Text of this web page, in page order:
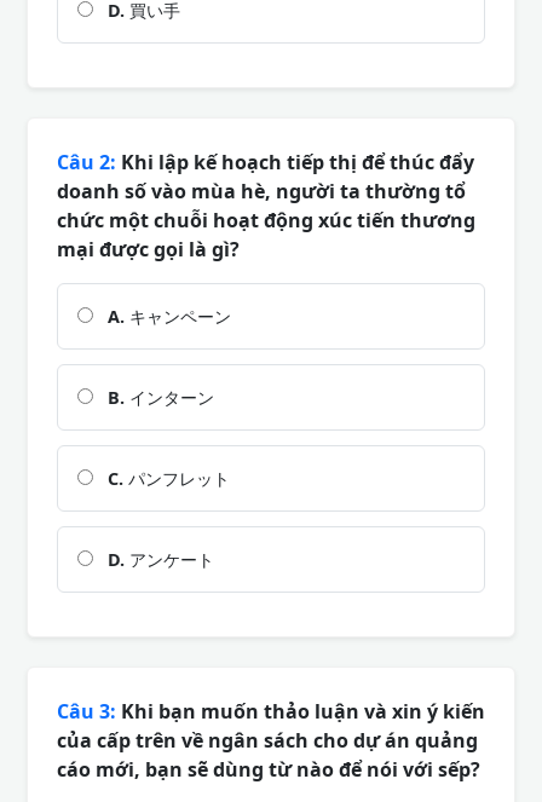
D. 買い手
Câu 2: Khi lập kế hoạch tiếp thị để thúc đẩy
doanh số vào mùa hè, người ta thường tổ
chức một chuỗi hoạt động xúc tiến thương
mại được gọi là gì?
A. キャンペーン
B. インターン
C. パンフレット
D. アンケート
Câu 3: Khi bạn muốn thảo luận và xin ý kiến
của cấp trên về ngân sách cho dự án quảng
cáo mới, bạn sẽ dùng từ nào để nói với sếp?